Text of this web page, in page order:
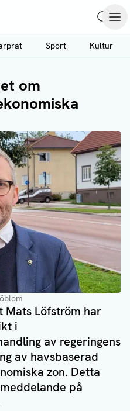
Sport Kultur
om
Mats Löfström har
i
av regeringens
av havsbaserad
zon. Detta
på